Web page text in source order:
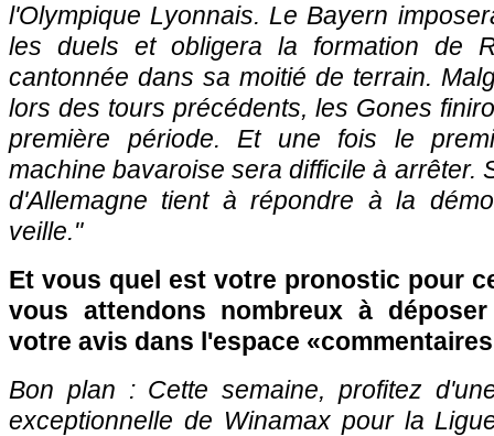
l'Olympique Lyonnais. Le Bayern
les duels et obligera la formation de
cantonnée dans sa moitié de terrain.
lors des tours précédents, les Gones
première période. Et une fois le
machine bavaroise sera difficile à arrêter.
d'Allemagne tient à répondre à la
veille."
Et vous quel est votre pronostic pour
vous attendons nombreux à
votre avis dans l'espace
Bon plan : Cette semaine, profitez
exceptionnelle de Winamax pour la